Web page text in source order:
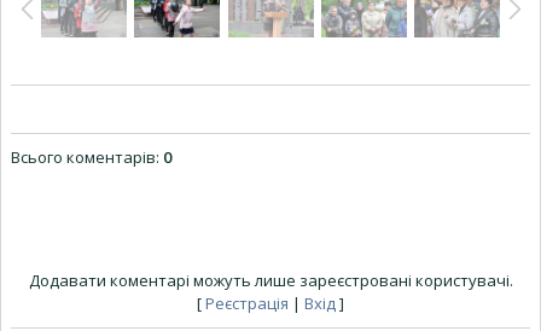
Всього коментарів: 0
Додавати коментарі можуть лише зареєстровані користувачі.
[Реєстрація | Вхід]